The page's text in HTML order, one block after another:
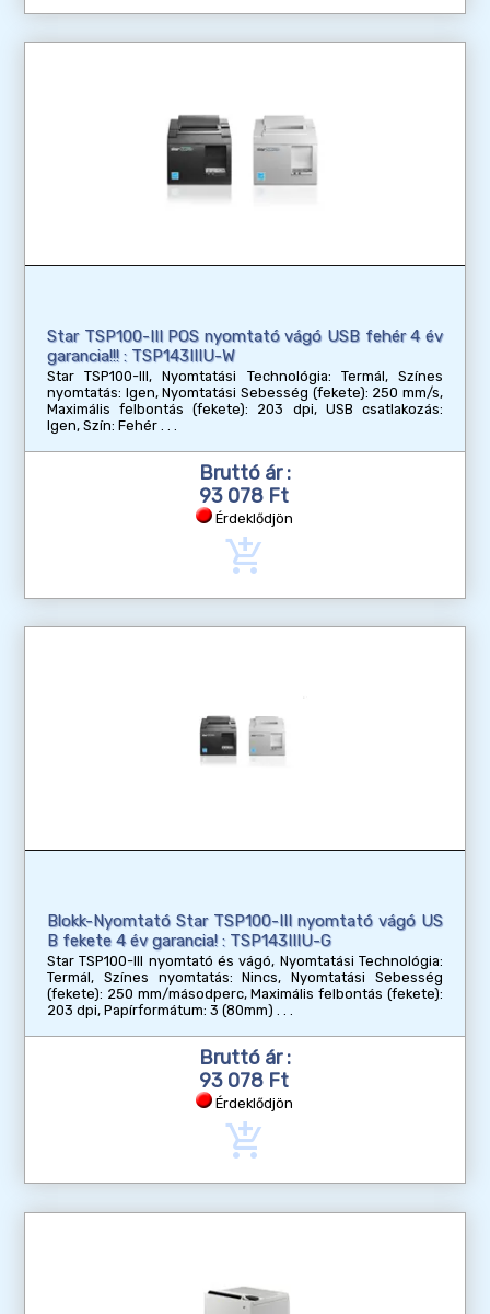
Star TSP100-III POS nyomtató vágó USB fehér 4 év
garancia!!! : TSP143IIIU-W
Star TSP100-III, Nyomtatási Technológia: Termál, Színes
nyomtatás: Igen, Nyomtatási Sebesség (fekete): 250 mm/s,
Maximális felbontás (fekete): 203 dpi, USB csatlakozás:
Igen, Szín: Fehér
Bruttó ár :
93 078 Ft
Érdeklődjön
add_shopping_cart
Blokk-Nyomtató Star TSP100-III nyomtató vágó US
B fekete 4 év garancia! : TSP143IIIU-G
Star TSP100-III nyomtató és vágó, Nyomtatási Technológia:
Termál, Színes nyomtatás: Nincs, Nyomtatási Sebesség
(fekete): 250 mm/másodperc, Maximális felbontás (fekete):
203 dpi, Papírformátum: 3 (80mm)
Bruttó ár :
93 078 Ft
Érdeklődjön
add_shopping_cart